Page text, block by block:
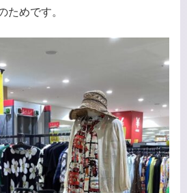
ためです。